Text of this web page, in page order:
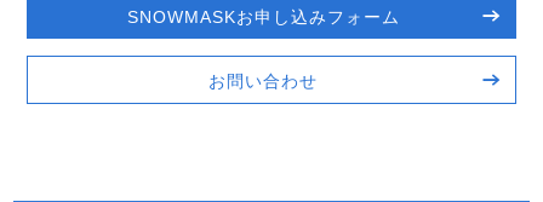
SNOWMASKお申し込みフォーム
お問い合わせ